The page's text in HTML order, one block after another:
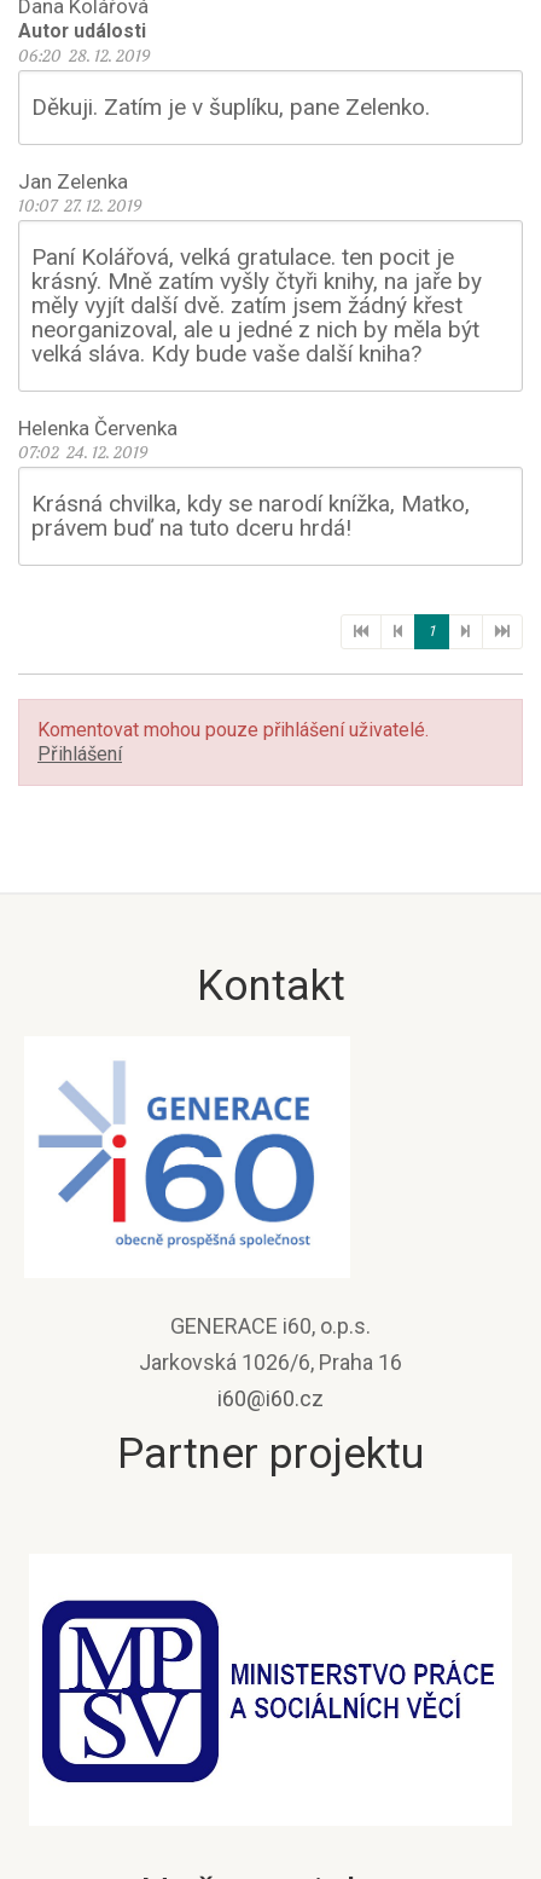
Dana Kolářová
Autor události
06:20 28. 12. 2019
Děkuji. Zatím je v šuplíku, pane Zelenko.
Jan Zelenka
10:07 27. 12. 2019
Paní Kolářová, velká gratulace. ten pocit je
krásný. Mně zatím vyšly čtyři knihy, na jaře by
měly vyjít další dvě. zatím jsem žádný křest
neorganizoval, ale u jedné z nich by měla být
velká sláva. Kdy bude vaše další kniha?
Helenka Červenka
07:02 24. 12. 2019
Krásná chvilka, kdy se narodí knížka, Matko,
právem buď na tuto dceru hrdá!
1
Komentovat mohou pouze přihlášení uživatelé.
Přihlášení
Kontakt
GENERACE i60, o.p.s.
Jarkovská 1026/6, Praha 16
i60@i60.cz
Partner projektu